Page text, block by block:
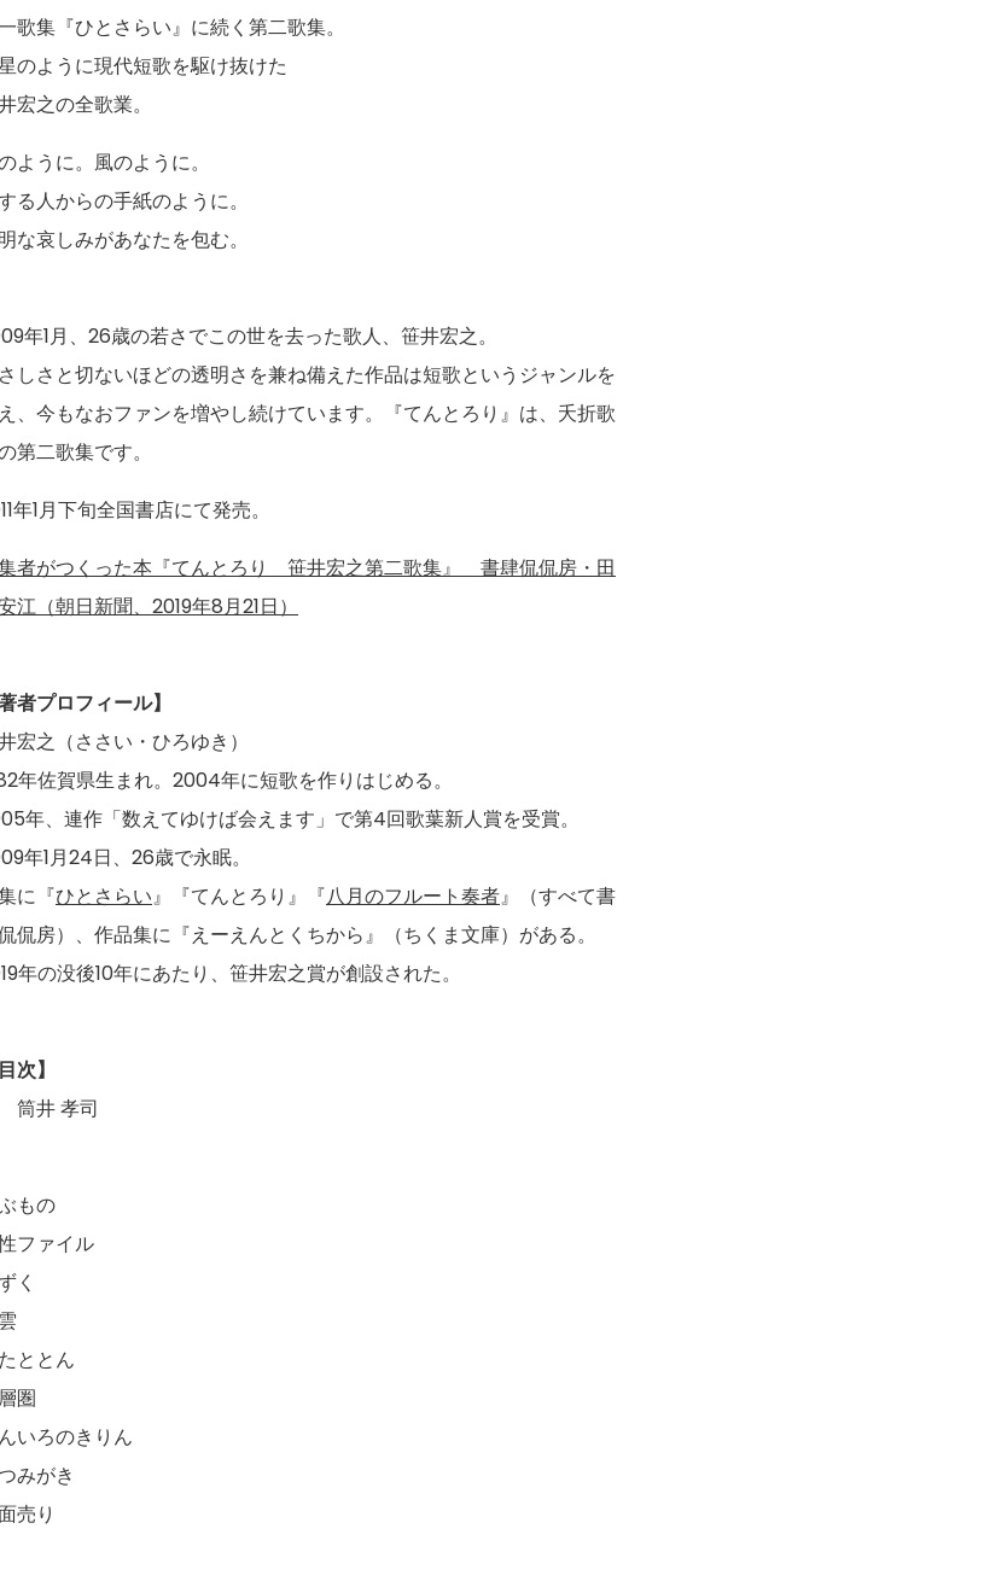
歌集『ひとさらい』に続く第二歌集。
のように現代短歌を駆け抜けた
宏之の全歌業。
ように。風のように。
る人からの手紙のように。
な哀しみがあなたを包む。
年1月、26歳の若さでこの世を去った歌人、笹井宏之。
しさと切ないほどの透明さを兼ね備えた作品は短歌というジャンルを
、今もなおファンを増やし続けています。『てんとろり』は、夭折歌
第二歌集です。
年1月下旬全国書店にて発売。
者がつくった本『てんとろり 笹井宏之第二歌集』 書肆侃侃房・田
江（朝日新聞、2019年8月21日）
著者プロフィール】
宏之（ささい・ひろゆき）
年佐賀県生まれ。2004年に短歌を作りはじめる。
年、連作「数えてゆけば会えます」で第4回歌葉新人賞を受賞。
年1月24日、26歳で永眠。
に『ひとさらい』『てんとろり』『八月のフルート奏者』（すべて書
侃房）、作品集に『えーえんとくちから』（ちくま文庫）がある。
年の没後10年にあたり、笹井宏之賞が創設された。
次】
筒井 孝司
もの
ファイル
く
ととん
圏
いろのきりん
みがき
売り